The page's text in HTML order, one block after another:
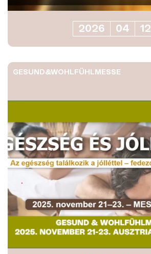
2026 04 12
GESUND&WOHLFÜHLMESSE